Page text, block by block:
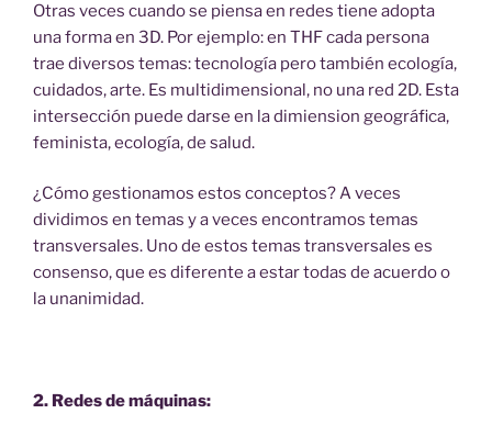
Otras veces cuando se piensa en redes tiene adopta
una forma en 3D. Por ejemplo: en THF cada persona
trae diversos temas: tecnología pero también ecología,
cuidados, arte. Es multidimensional, no una red 2D. Esta
intersección puede darse en la dimiension geográfica,
feminista, ecología, de salud.
¿Cómo gestionamos estos conceptos? A veces
dividimos en temas y a veces encontramos temas
transversales. Uno de estos temas transversales es
consenso, que es diferente a estar todas de acuerdo o
la unanimidad.
2. Redes de máquinas: